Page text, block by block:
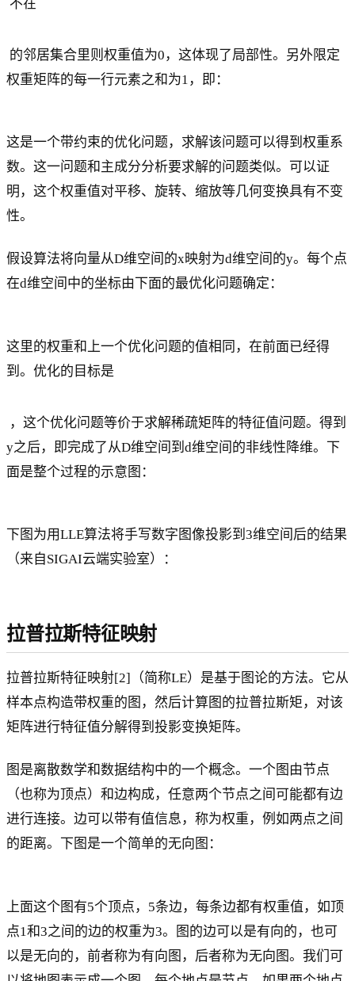
不在
的邻居集合里则权重值为0，这体现了局部性。另外限定
权重矩阵的每一行元素之和为1，即：
这是一个带约束的优化问题，求解该问题可以得到权重系
数。这一问题和主成分分析要求解的问题类似。可以证
明，这个权重值对平移、旋转、缩放等几何变换具有不变
性。
假设算法将向量从D维空间的x映射为d维空间的y。每个点
在d维空间中的坐标由下面的最优化问题确定：
这里的权重和上一个优化问题的值相同，在前面已经得
到。优化的目标是
，这个优化问题等价于求解稀疏矩阵的特征值问题。得到
y之后，即完成了从D维空间到d维空间的非线性降维。下
面是整个过程的示意图：
下图为用LLE算法将手写数字图像投影到3维空间后的结果
（来自SIGAI云端实验室）：
拉普拉斯特征映射
拉普拉斯特征映射[2]（简称LE）是基于图论的方法。它从
样本点构造带权重的图，然后计算图的拉普拉斯矩，对该
矩阵进行特征值分解得到投影变换矩阵。
图是离散数学和数据结构中的一个概念。一个图由节点
（也称为顶点）和边构成，任意两个节点之间可能都有边
进行连接。边可以带有值信息，称为权重，例如两点之间
的距离。下图是一个简单的无向图：
上面这个图有5个顶点，5条边，每条边都有权重值，如顶
点1和3之间的边的权重为3。图的边可以是有向的，也可
以是无向的，前者称为有向图，后者称为无向图。我们可